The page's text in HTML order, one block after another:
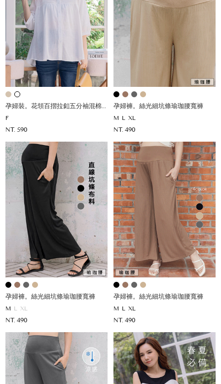
孕婦裝。花領百摺拉釦五分袖混棉薄杉
F
NT. 590
孕婦褲。絲光細坑條瑜珈腰寬褲
M L XL
NT. 490
孕婦褲。絲光細坑條瑜珈腰寬褲
M L XL
NT. 490
孕婦褲。絲光細坑條瑜珈腰寬褲
M L XL
NT. 490